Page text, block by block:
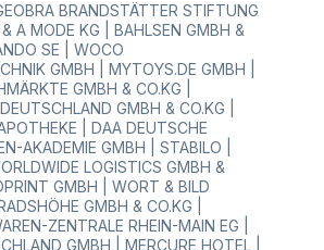
10.000 Laufmeter möglich. Auf
für bestehende Dekore
hinsichtlich der
Gerne prüfen wir Ihre
und erstellen Ihnen ein
BRANDSTÄTTER STIFTUNG
A MODE KG | BAHLSEN GMBH &
SE | WOCO
GMBH | MYTOYS.DE GMBH |
GMBH & CO.KG |
GMBH & CO.KG |
| DAA DEUTSCHE
AKADEMIE GMBH | STABILO |
LOGISTICS GMBH &
GMBH | WORT & BILD
GMBH & CO.KG |
ZENTRALE RHEIN-MAIN EG |
GMBH | MERCURE HOTEL |